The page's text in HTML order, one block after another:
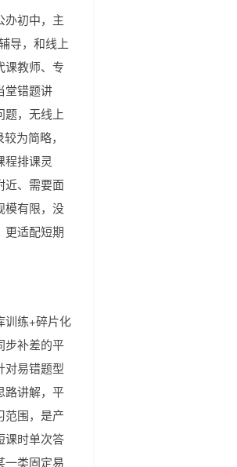
办初中，主
导，和线上
课教师、专
堂错题讲
题，无线上
为简略，
程排课灵
近、需要面
模有限，没
更适配短期
训练+碎片化
步补差的平
对易错题型
路讲解，平
范围，是产
课时单次答
一类固定易